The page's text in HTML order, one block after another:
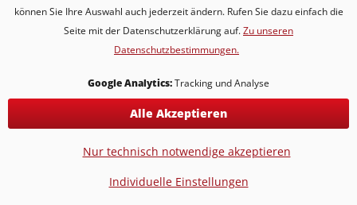
KONTAKT
Versand & Lieferung
Hochzeitstage ♥ ernste & kuriose Traditionen
können Sie Ihre Auswahl auch jederzeit ändern. Rufen Sie dazu einfach die
Seite mit der Datenschutzerklärung auf.Zu unseren
Datenschutzbestimmungen.
Google Analytics:Tracking und Analyse
Individuelle Einstellungen
Nur technisch notwendige akzeptieren
Alle Akzeptieren